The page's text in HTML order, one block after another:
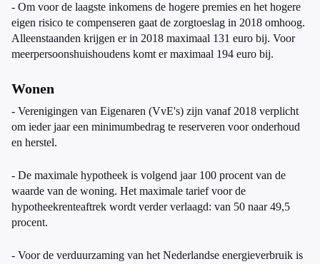
- Om voor de laagste inkomens de hogere premies en het hogere
eigen risico te compenseren gaat de zorgtoeslag in 2018 omhoog.
Alleenstaanden krijgen er in 2018 maximaal 131 euro bij. Voor
meerpersoonshuishoudens komt er maximaal 194 euro bij.
Wonen
- Verenigingen van Eigenaren (VvE's) zijn vanaf 2018 verplicht
om ieder jaar een minimumbedrag te reserveren voor onderhoud
en herstel.
- De maximale hypotheek is volgend jaar 100 procent van de
waarde van de woning. Het maximale tarief voor de
hypotheekrenteaftrek wordt verder verlaagd: van 50 naar 49,5
procent.
- Voor de verduurzaming van het Nederlandse energieverbruik is